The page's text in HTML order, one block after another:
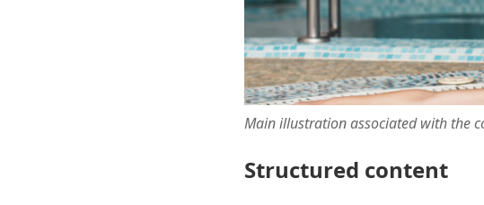
Main illustration associated with the
Structured content